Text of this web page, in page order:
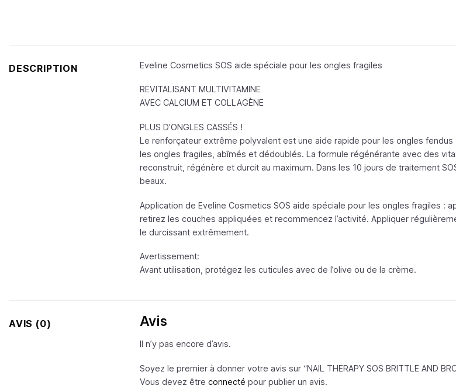
DESCRIPTION Eveline Cosmetics SOS aide spéciale pour les ongles fragiles
REVITALISANT MULTIVITAMINE
AVEC CALCIUM ET COLLAGÈNE
PLUS D’ONGLES CASSÉS !
Le renforçateur extrême polyvalent est une aide rapide pour les ongles
les ongles fragiles, abîmés et dédoublés. La formule régénérante avec des
reconstruit, régénère et durcit au maximum. Dans les 10 jours de traitement
beaux.
Application de Eveline Cosmetics SOS aide spéciale pour les ongles fragiles :
retirez les couches appliquées et recommencez l’activité. Appliquer
le durcissant extrêmement.
Avertissement:
Avant utilisation, protégez les cuticules avec de l’olive ou de la crème.
AVIS (0) Avis
Il n’y pas encore d’avis.
Soyez le premier à donner votre avis sur “NAIL THERAPY SOS BRITTLE AND
Vous devez être connecté pour publier un avis.